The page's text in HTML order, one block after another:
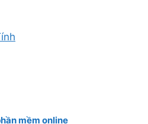
mềm online